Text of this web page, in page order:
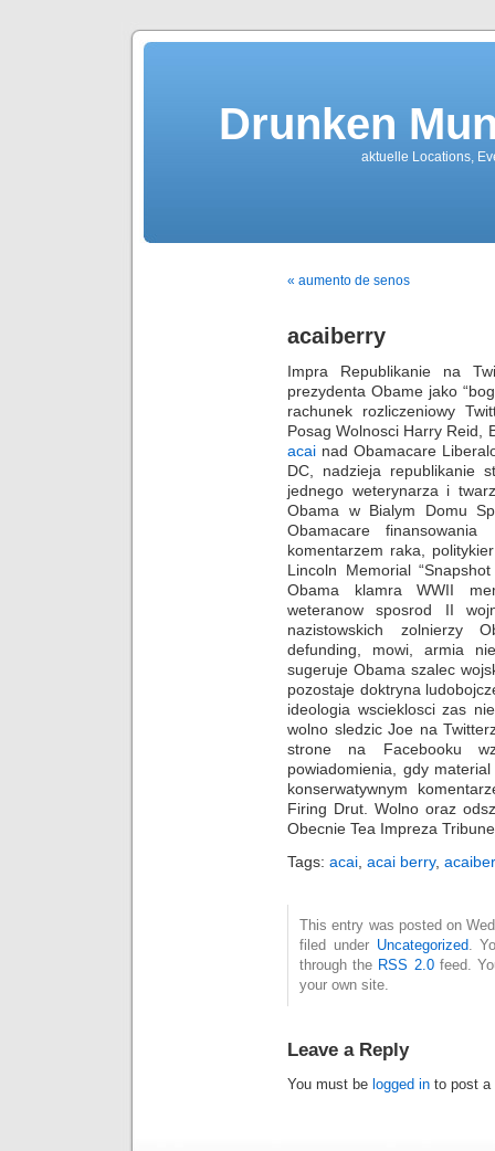
Drunken
aktuelle Locations,
« aumento de senos
acaiberry
Impra Republikanie na
prezydenta Obame jako
rachunek rozliczeniowy
Posag Wolnosci Harry Reid,
acai nad Obamacare
DC, nadzieja republikanie
jednego weterynarza i
Obama w Bialym Domu
Obamacare
komentarzem raka,
Lincoln Memorial
Obama klamra WWII
weteranow sposrod II
nazistowskich zolnierzy
defunding, mowi, armia
sugeruje Obama szalec
pozostaje doktryna
ideologia wscieklosci zas
wolno sledzic Joe na
strone na Facebooku
powiadomienia, gdy
konserwatywnym
Firing Drut. Wolno oraz
Obecnie Tea Impreza
Tags: acai acai berry,
This entry was posted on
filed under Uncategorized.
through the RSS 2.0feed.
your own site.
Leave a Reply
You must be logged in to post a